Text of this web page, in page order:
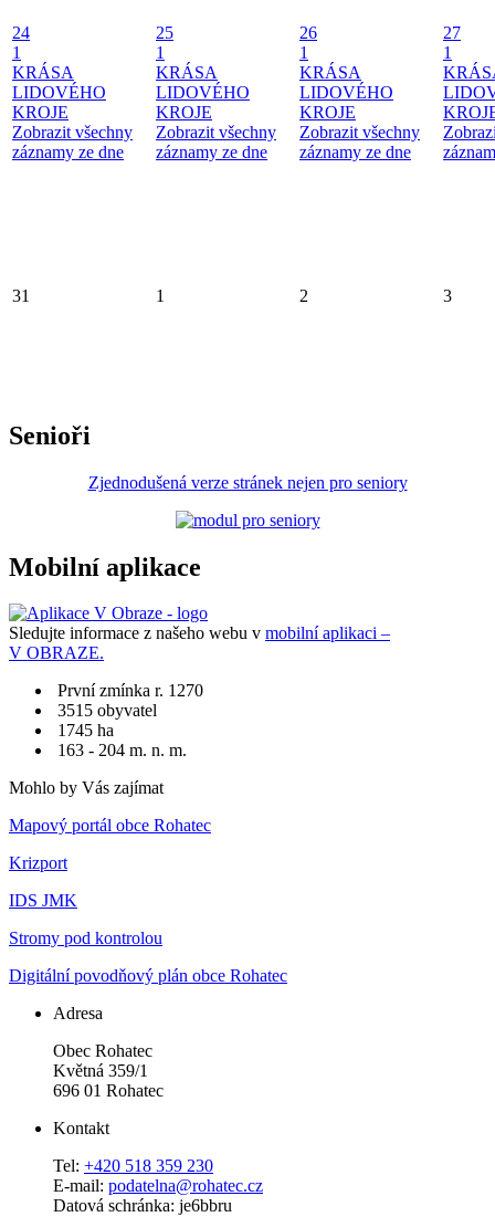
24
1
KRÁSA
LIDOVÉHO
KROJE
Zobrazit všechny
záznamy ze dne
25
1
KRÁSA
LIDOVÉHO
KROJE
Zobrazit všechny
záznamy ze dne
26
1
KRÁSA
LIDOVÉHO
KROJE
Zobrazit všechny
záznamy ze dne
27
1
31 1 2 3
Senioři
Zjednodušená verze stránek nejen pro seniory
Mobilní aplikace
Sledujte informace z našeho webu v mobilní aplikaci –
V OBRAZE.
První zmínka r. 1270
3515 obyvatel
1745 ha
163 - 204 m. n. m.
Mohlo by Vás zajímat
Mapový portál obce Rohatec
Krizport
IDS JMK
Stromy pod kontrolou
Digitální povodňový plán obce Rohatec
Adresa
Obec Rohatec
Květná 359/1
696 01 Rohatec
Kontakt
Tel: +420 518 359 230
E-mail: podatelna@rohatec.cz
Datová schránka: je6bbru